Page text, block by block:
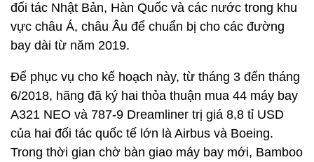
đối tác Nhật Bản, Hàn Quốc và các nước trong khu
vực châu Á, châu Âu để chuẩn bị cho các đường
bay dài từ năm 2019.
Để phục vụ cho kế hoạch này, từ tháng 3 đến tháng
6/2018, hãng đã ký hai thỏa thuận mua 44 máy bay
A321 NEO và 787-9 Dreamliner trị giá 8,8 tỉ USD
của hai đối tác quốc tế lớn là Airbus và Boeing.
Trong thời gian chờ bàn giao máy bay mới, Bamboo